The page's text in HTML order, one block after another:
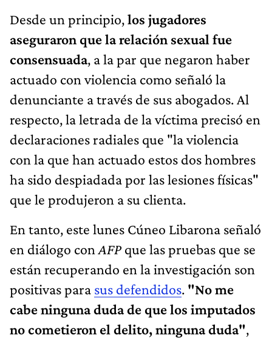
Desde un principio,los jugadores
aseguraron que la relación sexual fue
consensuada, a la par que negaron haber
actuado con violencia como señaló la
denunciante a través de sus abogados. Al
respecto, la letrada de la víctima precisó en
declaraciones radiales que "la violencia
con la que han actuado estos dos hombres
ha sido despiadada por las lesiones físicas"
que le produjeron a su clienta.
En tanto, este lunes Cúneo Libarona señaló
en diálogo con AFP que las pruebas que se
están recuperando en la investigación son
positivas para sus defendidos. "No me
cabe ninguna duda de que los imputados
no cometieron el delito, ninguna duda",